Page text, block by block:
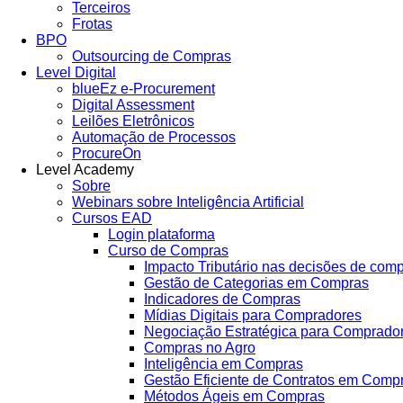
Terceiros
Frotas
BPO
Outsourcing de Compras
Level Digital
blueEz e-Procurement
Digital Assessment
Leilões Eletrônicos
Automação de Processos
ProcureOn
Level Academy
Sobre
Webinars sobre Inteligência Artificial
Cursos EAD
Login plataforma
Curso de Compras
Impacto Tributário nas decisões de
Gestão de Categorias em Compras
Indicadores de Compras
Mídias Digitais para Compradores
Negociação Estratégica para
Compras no Agro
Inteligência em Compras
Gestão Eficiente de Contratos em
Métodos Ágeis em Compras